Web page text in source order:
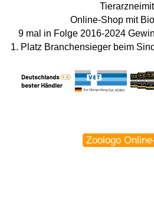
Online-Shop mit
9 mal in Folge 2016-2024
1. Platz Branchensieger beim
Zoologo